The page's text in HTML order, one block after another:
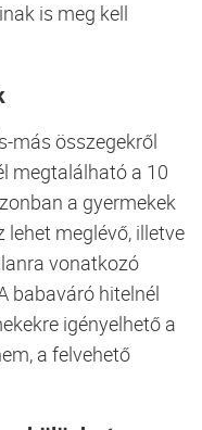
is meg kell
más összegekről
megtalálható a 10
a gyermekek
lehet meglévő, illetve
vonatkozó
babaváró hitelnél
igényelhető a
a felvehető